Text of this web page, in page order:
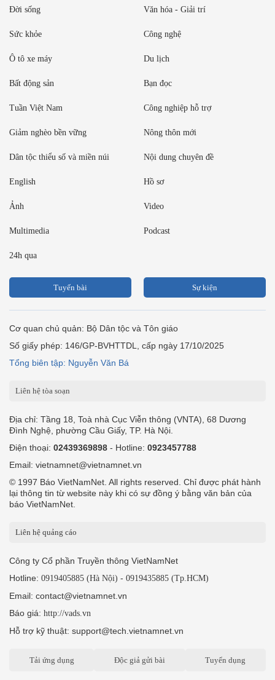
Đời sống Văn hóa - Giải trí
Sức khỏe Công nghệ
Ô tô xe máy Du lịch
Bất động sản Bạn đọc
Tuần Việt Nam Công nghiệp hỗ trợ
Giảm nghèo bền vững Nông thôn mới
Dân tộc thiểu số và miền núi Nội dung chuyên đề
English Hồ sơ
Ảnh Video
Multimedia Podcast
24h qua
Tuyến bài Sự kiện
Cơ quan chủ quản: Bộ Dân tộc và Tôn giáo
Số giấy phép: 146/GP-BVHTTDL, cấp ngày 17/10/2025
Tổng biên tập: Nguyễn Văn Bá
Liên hệ tòa soạn
Địa chỉ: Tầng 18, Toà nhà Cục Viễn thông (VNTA), 68 Dương
Đình Nghệ, phường Cầu Giấy, TP. Hà Nội.
Điện thoại: 02439369898 - Hotline: 0923457788
Email: vietnamnet@vietnamnet.vn
© 1997 Báo VietNamNet. All rights reserved. Chỉ được phát hành
lại thông tin từ website này khi có sự đồng ý bằng văn bản của
báo VietNamNet.
Liên hệ quảng cáo
Công ty Cổ phần Truyền thông VietNamNet
Hotline: 0919405885 (Hà Nội) - 0919435885 (Tp.HCM)
Email: contact@vietnamnet.vn
Báo giá: http://vads.vn
Hỗ trợ kỹ thuật: support@tech.vietnamnet.vn
Tải ứng dụng Độc giả gửi bài Tuyển dụng